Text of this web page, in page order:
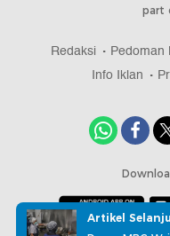
part
Redaksi Pedoman
Info Iklan
Artikel